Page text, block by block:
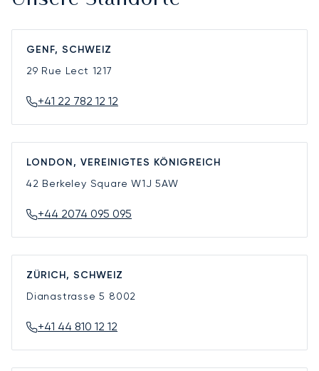
GENF, SCHWEIZ
29 Rue Lect 1217
+41 22 782 12 12
LONDON, VEREINIGTES KÖNIGREICH
42 Berkeley SquareW1J 5AW
+44 2074 095 095
ZÜRICH, SCHWEIZ
Dianastrasse 5 8002
+41 44 810 12 12